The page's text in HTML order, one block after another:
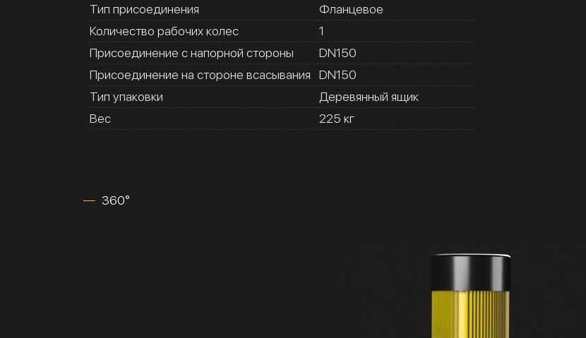
Тип присоединения
Фланцевое
Количество рабочих колес
1
Присоединение с напорной стороны
DN150
Присоединение на стороне всасывания
DN150
Тип упаковки
Деревянный ящик
Вес
225 кг
360°